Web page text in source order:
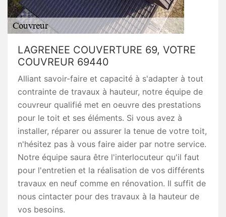
LAGRENEE COUVERTURE 69, VOTRE
COUVREUR 69440
Alliant savoir-faire et capacité à s'adapter à tout
contrainte de travaux à hauteur, notre équipe de
couvreur qualifié met en oeuvre des prestations
pour le toit et ses éléments. Si vous avez à
installer, réparer ou assurer la tenue de votre toit,
n'hésitez pas à vous faire aider par notre service.
Notre équipe saura être l'interlocuteur qu'il faut
pour l'entretien et la réalisation de vos différents
travaux en neuf comme en rénovation. Il suffit de
nous cintacter pour des travaux à la hauteur de
vos besoins.